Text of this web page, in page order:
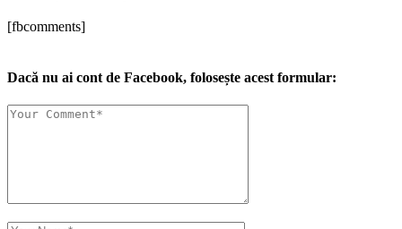
[fbcomments]
Dacă nu ai cont de Facebook, folosește acest formular: